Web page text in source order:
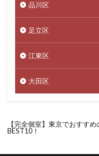
品川区
足立区
江東区
大田区
【完全個室】東京でおすす
BEST10！